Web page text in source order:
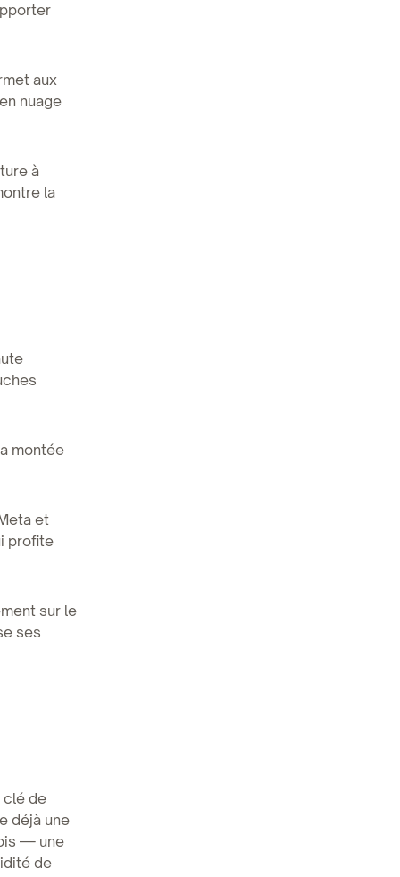
aux
nuage
à
la
montée
et
profite
sur le
ses
clé de
déjà une
— une
de